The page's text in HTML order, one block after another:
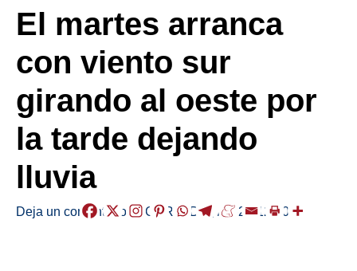
El martes arranca
con viento sur
girando al oeste por
la tarde dejando
lluvia
Deja un comentario /EGURALDIA, /2022-12-20